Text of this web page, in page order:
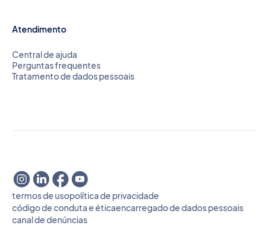
Atendimento
Central de ajuda
Perguntas frequentes
Tratamento de dados pessoais
termos de usopolítica de privacidade
código de conduta e éticaencarregado de dados pessoais
canal de denúncias